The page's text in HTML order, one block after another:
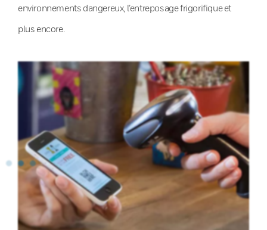
environnements dangereux, l’entreposage frigorifique et
plus encore.